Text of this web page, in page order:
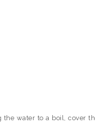
water to a boil, cover